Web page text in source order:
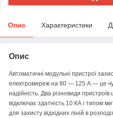
Опис Характеристики
Опис
Автоматичні модульні пристрої
електромереж на 80 ― 125 А ― це
надійність. Два різновиди пристроїв
відключає здатність 10 КА і типом
для захисту відхідних ліній в